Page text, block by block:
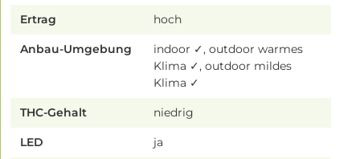
Ertrag hoch
Anbau-Umgebung
indoor ✓, outdoor warmes
Klima ✓, outdoor mildes
Klima ✓
THC-Gehalt niedrig
LED ja